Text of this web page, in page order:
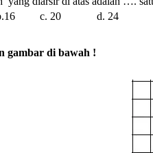
c. 20 d. 24
gambar di bawah !